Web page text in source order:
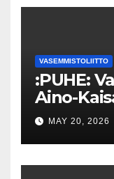
VASEMMISTOLIITTO
:PUHE:
Aino-
MAY 20, 2026